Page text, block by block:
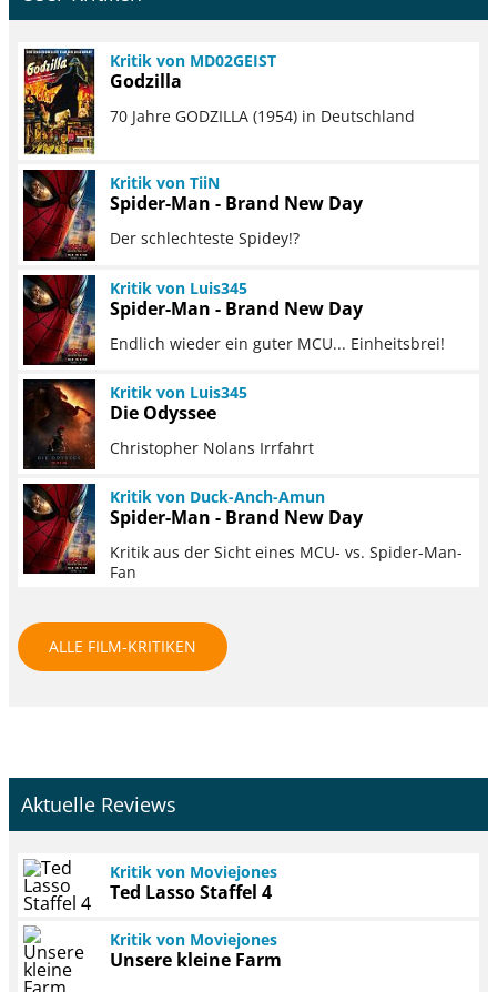
Kritik von MD02GEIST
Godzilla
70 Jahre GODZILLA (1954) in Deutschland
Kritik von TiiN
Spider-Man - Brand New Day
Der schlechteste Spidey!?
Kritik von Luis345
Spider-Man - Brand New Day
Endlich wieder ein guter MCU... Einheitsbrei!
Kritik von Luis345
Die Odyssee
Christopher Nolans Irrfahrt
Kritik von Duck-Anch-Amun
Spider-Man - Brand New Day
Kritik aus der Sicht eines MCU- vs. Spider-Man-
Fan
ALLE FILM-KRITIKEN
Aktuelle Reviews
Kritik von Moviejones
Ted Lasso Staffel 4
Kritik von Moviejones
Unsere kleine Farm